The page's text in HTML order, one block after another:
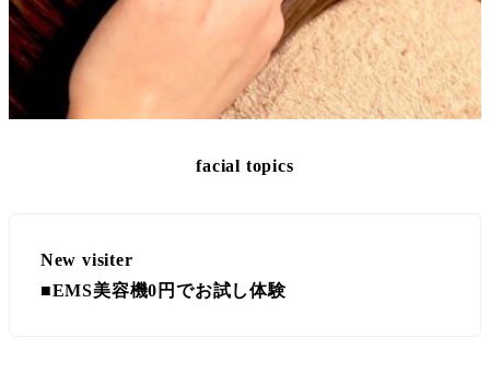
facial topics
New visiter
■EMS美容機0円でお試し体験